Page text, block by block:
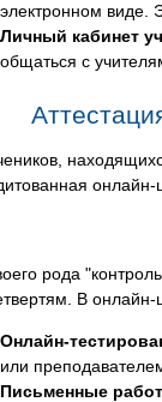
электронном виде.
Личный кабинет
общаться с
рода
В онлайн-
Онлайн-
или
Письменные